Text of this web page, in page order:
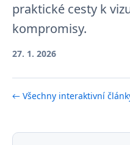
praktické cesty k
kompromisy.
27. 1. 2026
← Všechny interaktivní